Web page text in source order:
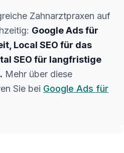
Zahnarztpraxen auf
Google Ads für
Local SEO für das
SEO für langfristige
Mehr über diese
Sie bei Google Ads für